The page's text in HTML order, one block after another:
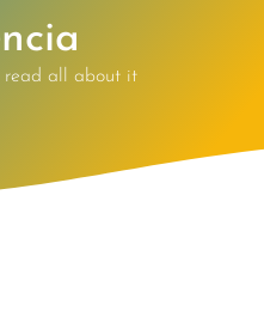
read all about it